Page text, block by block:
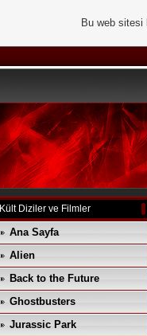
Kült Diziler ve Filmler
Ana Sayfa
Alien
Back to the Future
Ghostbusters
Jurassic Park
Bu web sitesi